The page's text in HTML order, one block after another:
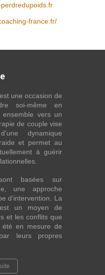
france.fr/
une occasion de
soi-même en
vers un
de couple vise
dynamique
et permet au
à guérir
basées sur
une approche
d’intervention. La
un moyen de
et les conflits que
en mesure de
leurs propres